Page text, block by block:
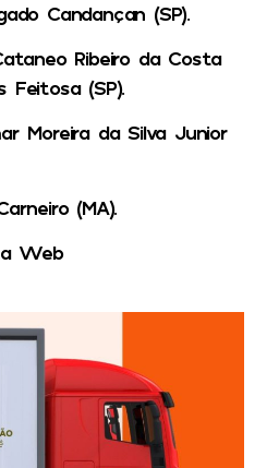
Candançan (SP).
Ribeiro da Costa
Feitosa (SP).
Moreira da Silva Junior
(MA).
Web